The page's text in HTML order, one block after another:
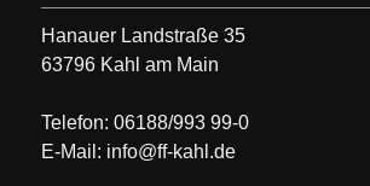
Hanauer Landstraße 35
63796 Kahl am Main
Telefon: 06188/993 99-0
E-Mail: info@ff-kahl.de